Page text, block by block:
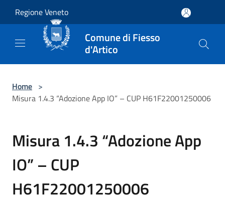
Regione Veneto
Comune di Fiesso
d'Artico
Home >
Misura 1.4.3 “Adozione App IO” – CUP H61F22001250006
Misura 1.4.3 “Adozione App
IO” – CUP
H61F22001250006